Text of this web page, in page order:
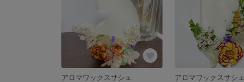
アロマワックスサシェ アロマワックスサシェ